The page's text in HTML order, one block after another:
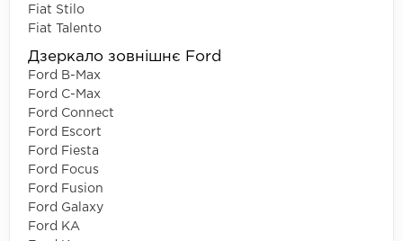
Fiat Stilo
Fiat Talento
Дзеркало зовнішнє Ford
Ford B-Max
Ford C-Max
Ford Connect
Ford Escort
Ford Fiesta
Ford Focus
Ford Fusion
Ford Galaxy
Ford KA